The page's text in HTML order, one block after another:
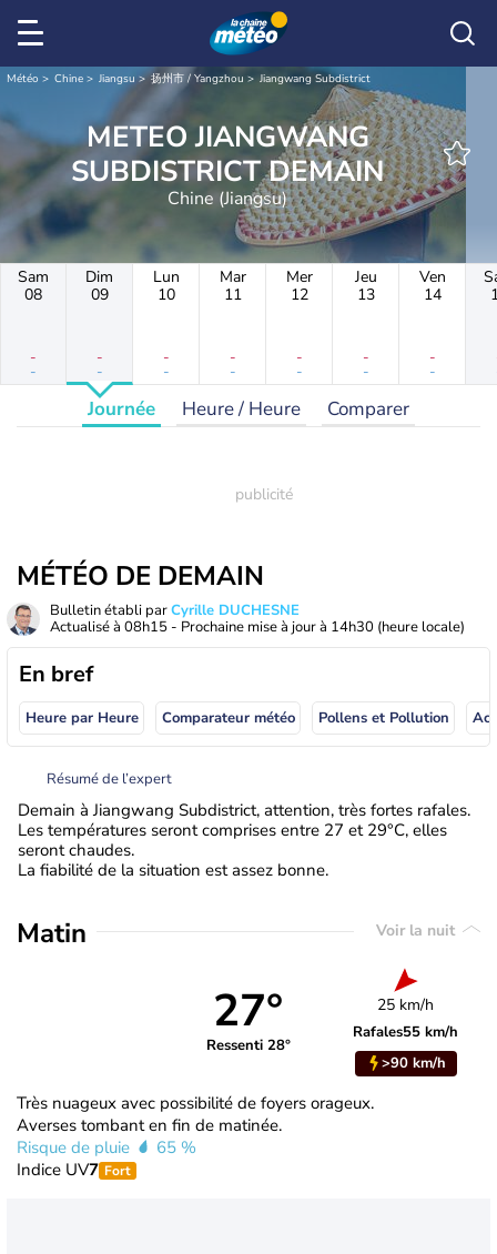
Météo Chine Jiangsu 扬州市 / Yangzhou Jiangwang Subdistrict
METEO JIANGWANG
SUBDISTRICT DEMAIN
Chine (Jiangsu)
Sam
08
-
-
Dim
09
-
-
Lun
10
-
-
Mar
11
-
-
Mer
12
-
-
Jeu
13
-
-
Ven
14
-
-
Journée Heure / Heure Comparer
MÉTÉO DE DEMAIN
Bulletin établi parCyrille DUCHESNE
Actualisé à 08h15 - Prochaine mise à jour à 14h30 (heure locale)
En bref
Heure par Heure Comparateur météo Pollens et Pollution
Résumé de l’expert
Demain à Jiangwang Subdistrict, attention, très fortes rafales.
Les températures seront comprises entre 27 et 29°C, elles
seront chaudes.
La fiabilité de la situation est assez bonne.
Matin Voir la nuit
27°
Ressenti 28°
25 km/h
Rafales55 km/h
>90 km/h
Très nuageux avec possibilité de foyers orageux.
Averses tombant en fin de matinée.
Risque de pluie
65 %
Indice UV7 Fort